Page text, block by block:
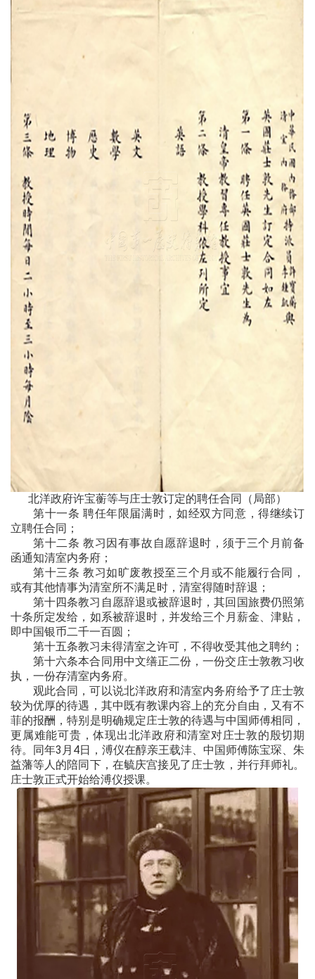
北洋政府许宝蘅等与庄士敦订定的聘任合同（局部）
第十一条 聘任年限届满时，如经双方同意，得继续订
立聘任合同；
第十二条 教习因有事故自愿辞退时，须于三个月前备
函通知清室内务府；
第十三条 教习如旷废教授至三个月或不能履行合同，
或有其他情事为清室所不满足时，清室得随时辞退；
第十四条教习自愿辞退或被辞退时，其回国旅费仍照第
十条所定发给，如系被辞退时，并发给三个月薪金、津贴，
即中国银币二千一百圆；
第十五条教习未得清室之许可，不得收受其他之聘约；
第十六条本合同用中文缮正二份，一份交庄士敦教习收
执，一份存清室内务府。
观此合同，可以说北洋政府和清室内务府给予了庄士敦
较为优厚的待遇，其中既有教课内容上的充分自由，又有不
菲的报酬，特别是明确规定庄士敦的待遇与中国师傅相同，
更属难能可贵，体现出北洋政府和清室对庄士敦的殷切期
待。同年3月4日，溥仪在醇亲王载沣、中国师傅陈宝琛、朱
益藩等人的陪同下，在毓庆宫接见了庄士敦，并行拜师礼。
庄士敦正式开始给溥仪授课。